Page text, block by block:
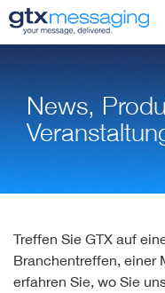
Skip
to
News,
Treffen Sie GTX auf
Branchentreffen, einer
erfahren Sie, wo Sie